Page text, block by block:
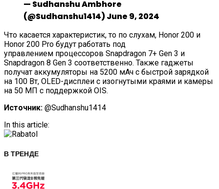
— Sudhanshu Ambhore
(@Sudhanshu1414) June 9, 2024
Что касается характеристик, то по слухам, Honor 200 и
Honor 200 Pro будут работать под
управлением процессоров Snapdragon 7+ Gen 3 и
Snapdragon 8 Gen 3 соответственно. Также гаджеты
получат аккумуляторы на 5200 мАч с быстрой зарядкой
на 100 Вт, OLED-дисплеи с изогнутыми краями и камеры
на 50 МП с поддержкой OIS.
Источник: @Sudhanshu1414
In this article:
В ТРЕНДЕ